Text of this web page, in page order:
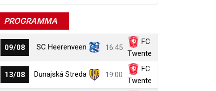
PROGRAMMA
09/08 SC Heerenveen 16:45
FC
Twente
13/08 Dunajská Streda 19:00
FC
Twente